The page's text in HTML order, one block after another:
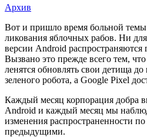
Архив
Есть
ли
спасение
от
фрагментации
Android
Вот и пришло время больной
ликования яблочных рабов. Ни
версии Android распространяются
Вызвано это прежде всего тем,
ленятся обновлять свои детища до
зеленого робота, а Google Pixel
Каждый месяц корпорация добра
Android и каждый месяц мы
изменения распространенности
предыдущими.